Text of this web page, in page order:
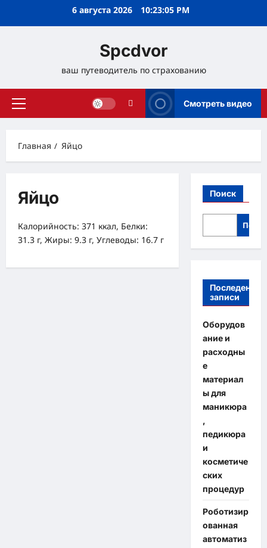
6 августа 2026 10:23:05 PM
Spcdvor
ваш путеводитель по страхованию
Основное
Смотреть видео
Главная Яйцо
Яйцо
Калорийность: 371 ккал, Белки:
31.3 г, Жиры: 9.3 г, Углеводы: 16.7 г
Поиск
Поиск
Последение
записи
Оборудов
ание и
расходны
е
материал
ы для
маникюра
,
педикюра
и
косметиче
ских
процедур
Роботизир
ованная
автоматиз